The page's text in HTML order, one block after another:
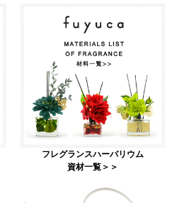
フレグランスハーバリウム
資材一覧＞＞